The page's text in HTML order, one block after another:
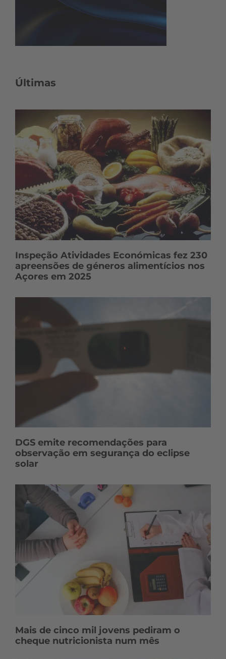
Últimas
Inspeção Atividades Económicas fez 230
apreensões de géneros alimentícios nos
Açores em 2025
DGS emite recomendações para
observação em segurança do eclipse
solar
Mais de cinco mil jovens pediram o
cheque nutricionista num mês